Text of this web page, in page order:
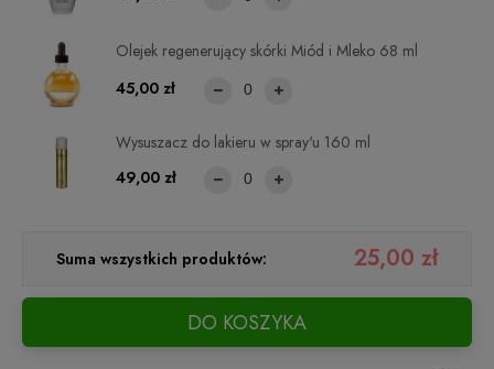
Olejek regenerujący skórki Miód i Mleko 68 ml
45,00 zł
Wysuszacz do lakieru w spray'u 160 ml
49,00 zł
Suma wszystkich produktów: 25,00 zł
DO KOSZYKA